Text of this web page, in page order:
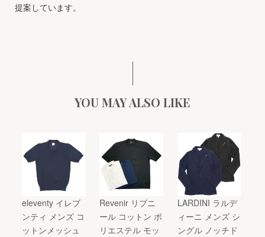
提案しています。
YOU MAY ALSO LIKE
eleventy イレブ
ンティ メンズ コ
ットンメッシュ
Revenir リブニ
ール コットン ポ
リエステル モッ
LARDINI ラルデ
ィーニ メンズ シ
ングル ノッチド